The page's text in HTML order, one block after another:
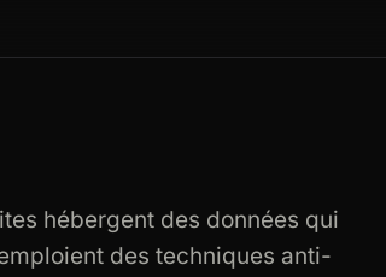
hébergent des données qui
des techniques anti-